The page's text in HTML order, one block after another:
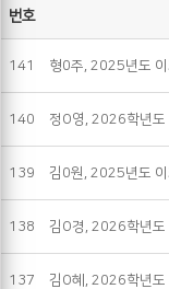
번호
141 형0주, 2025년도 이
140 정O영, 2026학년도
139 김0원, 2025년도 이
138 김O경, 2026학년도
137 김O혜, 2026학년도